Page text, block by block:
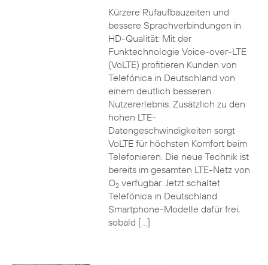
Kürzere Rufaufbauzeiten und
bessere Sprachverbindungen in
HD-Qualität: Mit der
Funktechnologie Voice-over-LTE
(VoLTE) profitieren Kunden von
Telefónica in Deutschland von
einem deutlich besseren
Nutzererlebnis. Zusätzlich zu den
hohen LTE-
Datengeschwindigkeiten sorgt
VoLTE für höchsten Komfort beim
Telefonieren. Die neue Technik ist
bereits im gesamten LTE-Netz von
O2verfügbar. Jetzt schaltet
Telefónica in Deutschland
Smartphone-Modelle dafür frei,
sobald […]